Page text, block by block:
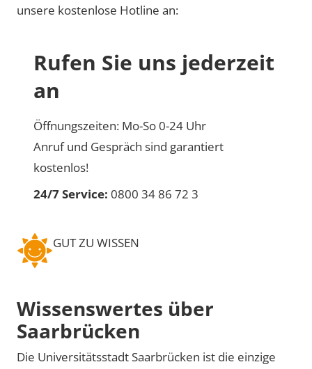
unsere kostenlose Hotline an:
Rufen Sie uns jederzeit
an
Öffnungszeiten: Mo-So 0-24 Uhr
Anruf und Gespräch sind garantiert
kostenlos!
24/7 Service: 0800 34 86 72 3
GUT ZU WISSEN
Wissenswertes über
Saarbrücken
Die Universitätsstadt Saarbrücken ist die einzige